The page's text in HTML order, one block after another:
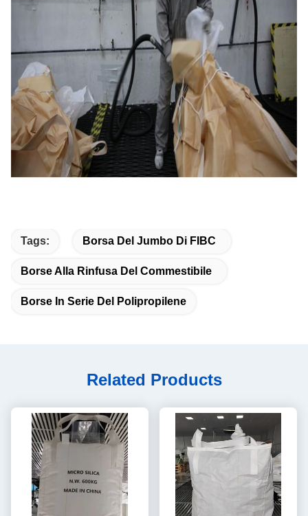
Tags: Borsa Del Jumbo Di FIBC
Borse Alla Rinfusa Del Commestibile
Borse In Serie Del Polipropilene
Related Products